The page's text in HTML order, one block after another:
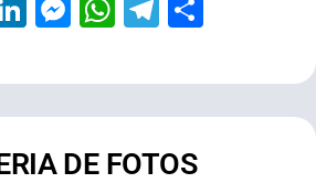
LinkedIn
Messenger
WhatsApp
Telegram
DE FOTOS